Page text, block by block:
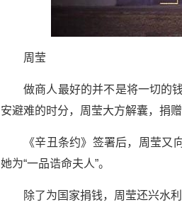
周莹
做商人最好的并不是将一切的
安避难的时分，周莹大方解囊，捐
《辛丑条约》签署后，周莹
她为“一品诰命夫人”。
除了为国家捐钱，周莹还兴水